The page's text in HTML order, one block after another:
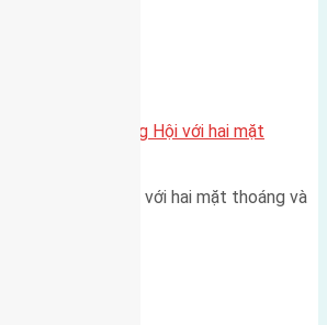
còn lại tại X1 Đông Hội với hai mặt
cư X1 Đông Hội với hai mặt thoáng và